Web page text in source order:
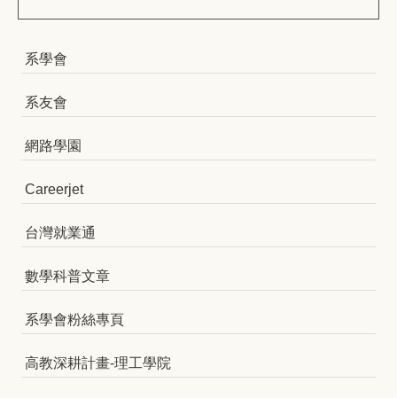
系學會
系友會
網路學園
Careerjet
台灣就業通
數學科普文章
系學會粉絲專頁
高教深耕計畫-理工學院